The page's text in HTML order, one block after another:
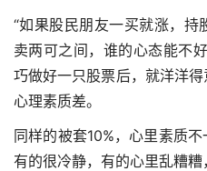
“如果股民朋友一买就涨，
卖两可之间，谁的心态能不
巧做好一只股票后，就洋洋
心理素质差。
同样的被套10%，心里素质不
有的很冷静，有的心里乱糟糟